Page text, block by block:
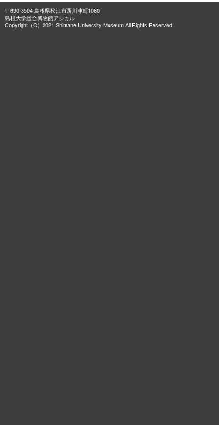
〒690-8504 島根県松江市西川津町1060
島根大学総合博物館アシカル
Copyright（C）2021 Shimane University Museum All Rights Reserved.